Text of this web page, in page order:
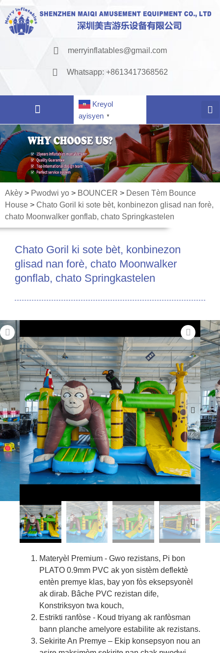
merryinflatables@gmail.com
Whatsapp: +8613417368562
Kreyol
ayisyen
▼
Akèy > Pwodwi yo > BOUNCER > Desen Tèm Bounce
House > Chato Goril ki sote bèt, konbinezon glisad nan forè,
chato Moonwalker gonflab, chato Springkastelen
Chato Goril ki sote bèt, konbinezon
glisad nan forè, chato Moonwalker
gonflab, chato Springkastelen
Materyèl Premium - Gwo rezistans, Pi bon
PLATO 0.9mm PVC ak yon sistèm deflektè
entèn premye klas, bay yon fòs eksepsyonèl
ak dirab. Bâche PVC rezistan dife,
Konstriksyon twa kouch,
Estrikti ranfòse - Koud triyang ak ranfòsman
bann planche amelyore estabilite ak rezistans.
Sekirite An Premye – Ekip konsepsyon nou an